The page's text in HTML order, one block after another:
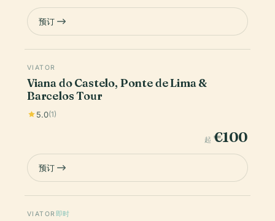
预订
VIATOR
Viana do Castelo, Ponte de Lima &
Barcelos Tour
5.0(1)
起 €100
预订
VIATOR 即时